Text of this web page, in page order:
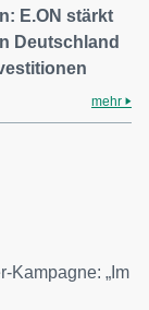
E.ON stärkt
Deutschland
mehr
Kampagne: „Im